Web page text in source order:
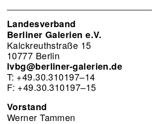
Landesverband
Berliner Galerien e.V.
Kalckreuthstraße 15
10777 Berlin
lvbg@berliner-galerien.de
T: +49.30.310197–14
F: +49.30.310197–15
Vorstand
Werner Tammen